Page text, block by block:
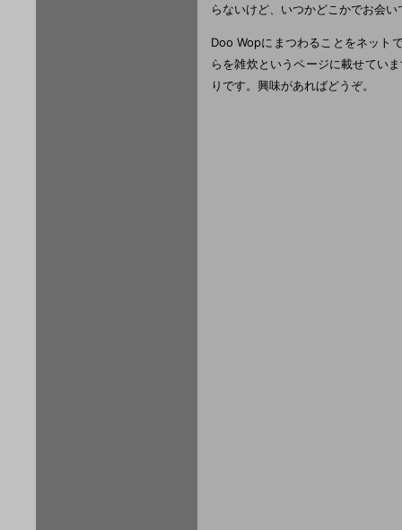
らないけど、いつかどこかでお会
Doo Wopにまつわることをネット
らを雑炊というページに載せてい
りです。興味があればどうぞ。